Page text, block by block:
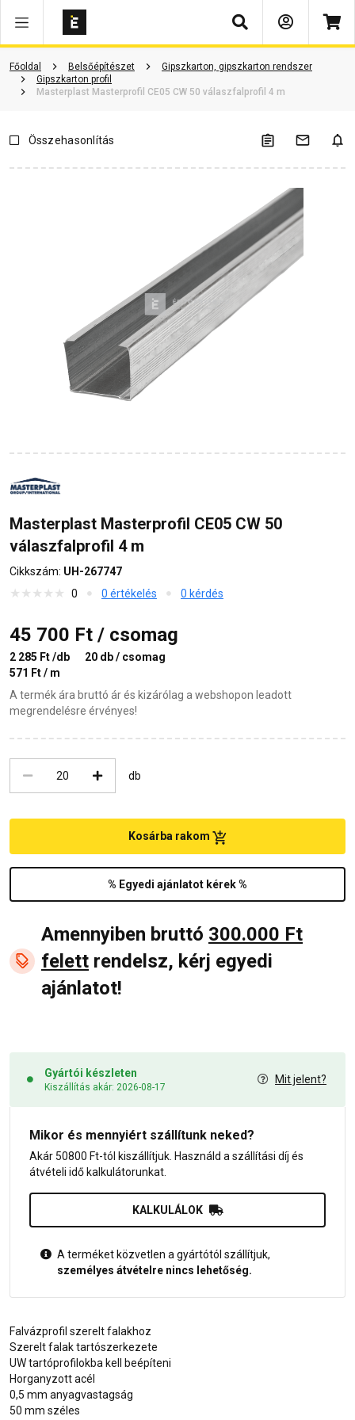
Keresés
Főoldal Belsőépítészet
Gipszkarton, gipszkarton rendszer
Gipszkarton profil
Masterplast Masterprofil CE05 CW 50 válaszfalprofil 4 m
Vásárlói vélemények Kérdések és válaszok Kapcsolódó cikkek
Összehasonlítás
Masterplast Masterprofil CE05 CW 50
válaszfalprofil 4 m
Cikkszám: UH-267747
0
0 értékelés 0 kérdés
45 700 Ft / csomag
2 285 Ft /db
20 db / csomag
571 Ft / m
A termék ára bruttó ár és kizárólag a webshopon leadott
megrendelésre érvényes!
db
% Egyedi ajánlatot kérek %
Kosárba rakom
Amennyiben bruttó 300.000 Ft
felett rendelsz, kérj egyedi
ajánlatot!
Gyártói készleten
Kiszállítás akár: 2026-08-17
Mit jelent?
Mikor és mennyiért szállítunk neked?
Akár 50800 Ft-tól kiszállítjuk. Használd a szállítási díj és
átvételi idő kalkulátorunkat.
KALKULÁLOK
A terméket közvetlen a gyártótól szállítjuk,
személyes átvételre nincs lehetőség.
Falvázprofil szerelt falakhoz
Szerelt falak tartószerkezete
UW tartóprofilokba kell beépíteni
Horganyzott acél
0,5 mm anyagvastagság
50 mm széles